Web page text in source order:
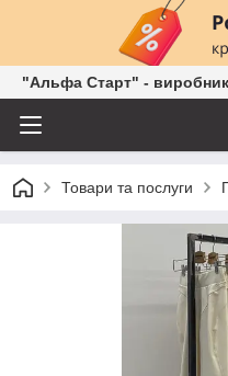
"Альфа Старт" - виробник
Товари та послуги